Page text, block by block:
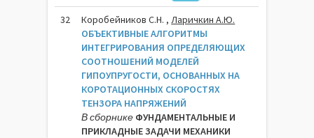
32 Коробейников С.Н. ,Ларичкин А.Ю.
ОБЪЕКТИВНЫЕ АЛГОРИТМЫ
ИНТЕГРИРОВАНИЯ ОПРЕДЕЛЯЮЩИХ
СООТНОШЕНИЙ МОДЕЛЕЙ
ГИПОУПРУГОСТИ, ОСНОВАННЫХ НА
КОРОТАЦИОННЫХ СКОРОСТЯХ
ТЕНЗОРА НАПРЯЖЕНИЙ
В сборнике ФУНДАМЕНТАЛЬНЫЕ И
ПРИКЛАДНЫЕ ЗАДАЧИ МЕХАНИКИ